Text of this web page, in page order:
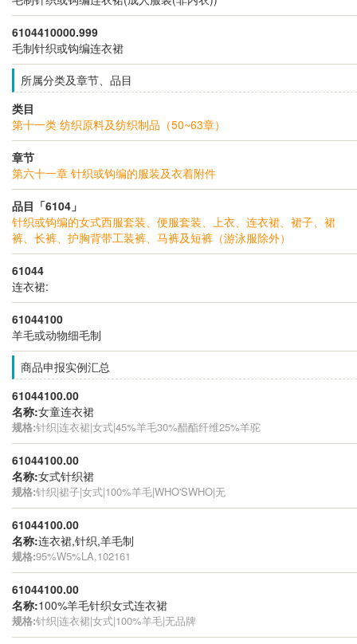
6104410000.999
毛制针织或钩编连衣裙
所属分类及章节、品目
类目
第十一类 纺织原料及纺织制品（50~63章）
章节
第六十一章 针织或钩编的服装及衣着附件
品目「6104」
针织或钩编的女式西服套装、便服套装、上衣、连衣裙、裙子、裙
裤、长裤、护胸背带工装裤、马裤及短裤（游泳服除外）
61044
连衣裙:
61044100
羊毛或动物细毛制
商品申报实例汇总
61044100.00
名称:女童连衣裙
规格:针织|连衣裙|女式|45%羊毛30%醋酯纤维25%羊驼
61044100.00
名称:女式针织裙
规格:针织|裙子|女式|100%羊毛|WHO'SWHO|无
61044100.00
名称:连衣裙,针织,羊毛制
规格:95%W5%LA,102161
61044100.00
名称:100%羊毛针织女式连衣裙
规格:针织|连衣裙|女式|100%羊毛|无品牌